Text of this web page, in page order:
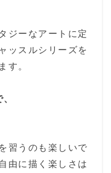
ジーなアートに定
ッスルシリーズを
す。
習うのも楽しいで
由に描く楽しさは